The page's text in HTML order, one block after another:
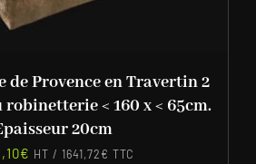
de Provence en Travertin 2
< 160 x < 65cm.
20cm
€ HT / 1641,72€ TTC